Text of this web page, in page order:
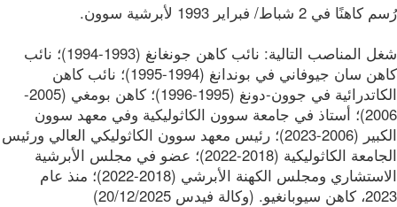
في 2 شباط/ فبراير 1993 لأبرشية سوون.
شغل المناصب التالية: نائب كاهن جونغانغ (1993-1994)؛ نائب
كاهن سان جيوفاني في بوندانغ (1994-1995)؛ نائب كاهن
الكاتدرائية في جوون-دونغ (1995-1996)؛ كاهن بومغي (2005-
2006)؛ أستاذ في جامعة سوون الكاثوليكية وفي معهد سوون
الكبير (2006-2023)؛ رئيس معهد سوون الكاثوليكي العالي ورئيس
الجامعة الكاثوليكية (2018-2022)؛ عضو في مجلس الأبرشية
الاستشاري ومجلس الكهنة الأبرشي (2018-2022)؛ منذ عام
فيدس 20/12/2025)